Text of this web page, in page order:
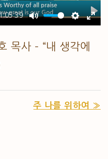
MUTE
목사 – “내 생각에
주 나를 위하여 »